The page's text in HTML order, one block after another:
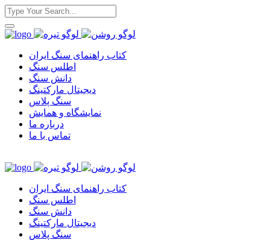
کتاب راهنمای سنگ ایران
اطلس سنگ
دانش سنگ
دیجیتال مارکتینگ
سنگ پلاس
نمایشگاه و همایش
درباره ما
تماس با ما
کتاب راهنمای سنگ ایران
اطلس سنگ
دانش سنگ
دیجیتال مارکتینگ
سنگ پلاس